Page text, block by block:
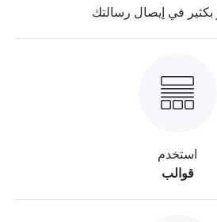
بكثير في إيصال رسالتك
استخدم
قوالب